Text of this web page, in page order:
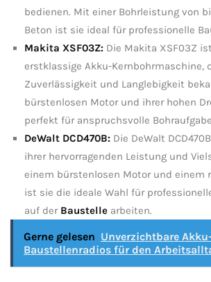
bedienen. Mit einer⁤ Bohrleistung‌ von⁣
Beton ⁢ist⁣ sie ideal⁤ für​ professionelle
Makita XSF03Z: Die Makita XSF03Z
erstklassige Akku-Kernbohrmaschine,
‌Zuverlässigkeit und Langlebigkeit
bürstenlosen Motor und ihrer ‍hohen‌
perfekt ‍für anspruchsvolle⁢
DeWalt DCD470B: Die DeWalt
‌ihrer hervorragenden ⁢Leistung und
⁣einem bürstenlosen Motor ⁢und ⁢einem
ist sie die‍ ideale Wahl für
auf der Baustelle arbeiten.
Gerne gelesen Unverzichtbare
Baustellenradios für den